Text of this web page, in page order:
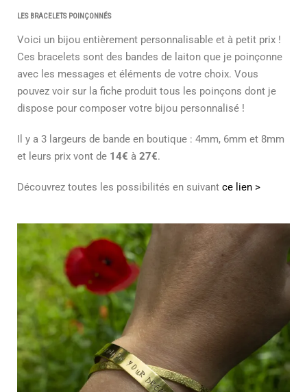
LES BRACELETS POINÇONNÉS
Voici un bijou entièrement personnalisable et à petit prix !
Ces bracelets sont des bandes de laiton que je poinçonne
avec les messages et éléments de votre choix. Vous
pouvez voir sur la fiche produit tous les poinçons dont je
dispose pour composer votre bijou personnalisé !
Il y a 3 largeurs de bande en boutique : 4mm, 6mm et 8mm
et leurs prix vont de 14€ à 27€.
Découvrez toutes les possibilités en suivant ce lien >